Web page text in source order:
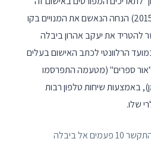
(דצמבר 2014 – ינואר 2015) הנחה הנאשם את המנויים בקו
את יעקב אהרון ביבלה
הרלוונטי לכתב האישום בעלים
"אור ספרים" (מטעמה התפרסמו
באמצעות שיחות טלפון רבות
שלו.
באישום זה מתואר כי זינגר התקשר 10 פעמים אל ביבלה